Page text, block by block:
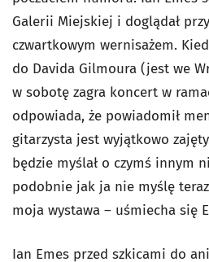
Galerii Miejskiej i doglądał
czwartkowym wernisażem.
do Davida Gilmoura (jest we
w sobotę zagra koncert w
odpowiada, że powiadomił
gitarzysta jest wyjątkowo
będzie myślał o czymś innym
podobnie jak ja nie myślę
moja wystawa – uśmiecha się
Ian Emes przed szkicami do